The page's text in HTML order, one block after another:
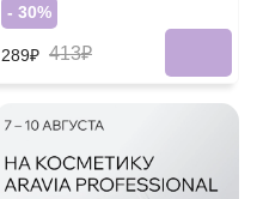
- 30%
289₽ 413₽